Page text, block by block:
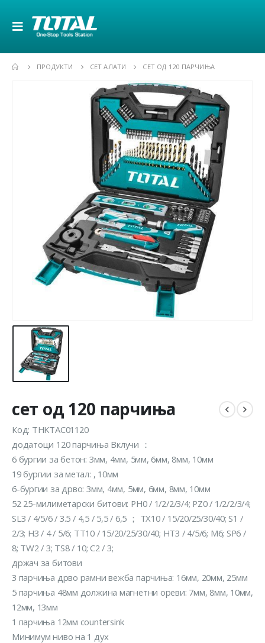
ПРОДУКТИ СЕТ АЛАТИ СЕТ ОД 120 ПАРЧИЊА
сет од 120 парчиња
Код: THKTAC01120
додатоци 120 парчиња Вклучи ：
6 бургии за бетон: 3мм, 4мм, 5мм, 6мм, 8мм, 10мм
19 бургии за метал: , 10мм
6-бургии за дрво: 3мм, 4мм, 5мм, 6мм, 8мм, 10мм
52 25-милиметарски битови: PH0 / 1/2/2/3/4; PZ0 / 1/2/2/3/4;
SL3 / 4/5/6 / 3.5 / 4,5 / 5,5 / 6,5 ； TX10 / 15/20/25/30/40; S1 /
2/3; H3 / 4 / 5/6; TT10 / 15/20/25/30/40; HT3 / 4/5/6; M6; SP6 /
8; TW2 / 3; TS8 / 10; C2 / 3;
држач за битови
3 парчиња дрво рамни вежба парчиња: 16мм, 20мм, 25мм
5 парчиња 48мм должина магнетни ореви: 7мм, 8мм, 10мм,
12мм, 13мм
1 парчиња 12мм countersink
Минимум ниво на 1 дух